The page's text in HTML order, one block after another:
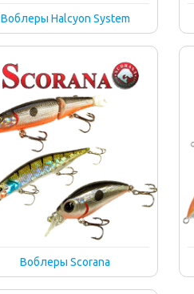
Воблеры Halcyon System
Воблеры Scorana